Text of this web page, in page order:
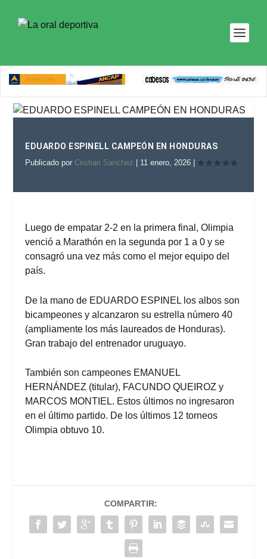
EDUARDO ESPINELL CAMPEÓN EN HONDURAS
Publicado por Cristian Sanchez 11 enero, 2026
Luego de empatar 2-2 en la primera final, Olimpia
venció a Marathón en la segunda por 1 a 0 y se
consagró una vez más como el mejor equipo del
país.
De la mano de EDUARDO ESPINEL los albos son
bicampeones y alcanzaron su estrella número 40
(ampliamente los más laureados de Honduras).
Gran trabajo del entrenador uruguayo.
También son campeones EMANUEL
HERNÁNDEZ (titular), FACUNDO QUEIROZ y
MARCOS MONTIEL. Estos últimos no ingresaron
en el último partido. De los últimos 12 torneos
Olimpia obtuvo 10.
COMPARTIR: